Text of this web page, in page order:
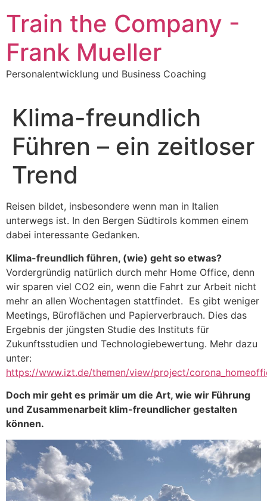
Inhalt
springen
Train the Company -
Frank Mueller
Personalentwicklung und Business Coaching
Klima-freundlich
Führen – ein zeitloser
Trend
Reisen bildet, insbesondere wenn man in Italien
unterwegs ist. In den Bergen Südtirols kommen einem
dabei interessante Gedanken.
Klima-freundlich führen, (wie) geht so etwas?
Vordergründig natürlich durch mehr Home Office, denn
wir sparen viel CO2 ein, wenn die Fahrt zur Arbeit nicht
mehr an allen Wochentagen stattfindet. Es gibt weniger
Meetings, Büroflächen und Papierverbrauch. Dies das
Ergebnis der jüngsten Studie des Instituts für
Zukunftsstudien und Technologiebewertung. Mehr dazu
unter:
https://www.izt.de/themen/view/project/
Doch mir geht es primär um die Art, wie wir Führung
und Zusammenarbeit klim-freundlicher gestalten
können.